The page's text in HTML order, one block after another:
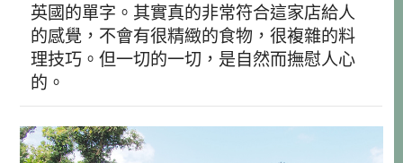
英國的單字。其實真的非常符合這家店給人
的感覺，不會有很精緻的食物，很複雜的料
理技巧。但一切的一切，是自然而撫慰人心
的。